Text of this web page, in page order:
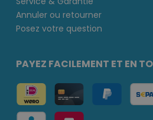
Annuler ou retourner
Posez votre question
PAYEZ FACILEMENT ET EN